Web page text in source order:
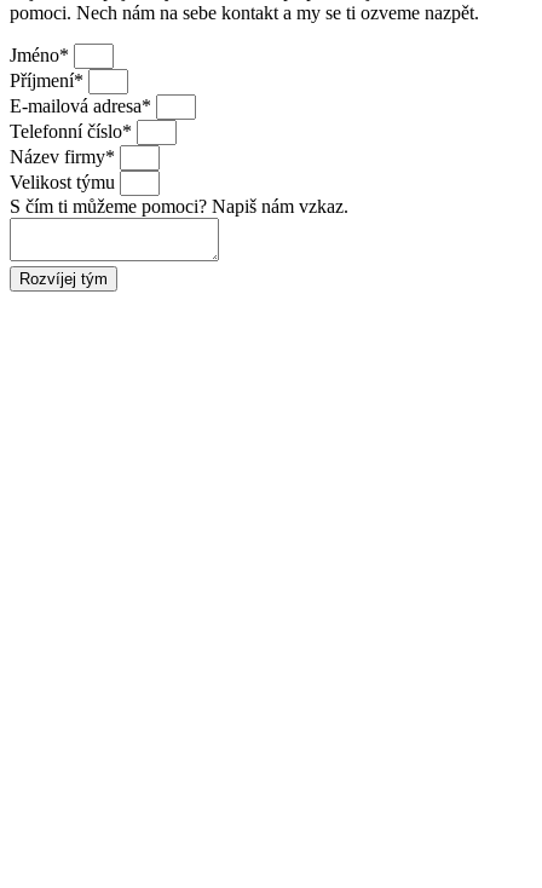
pomoci. Nech nám na sebe kontakt a my se ti ozveme nazpět.
Jméno*
Příjmení*
E-mailová adresa*
Telefonní číslo*
Název firmy*
Velikost týmu
S čím ti můžeme pomoci? Napiš nám vzkaz.
Rozvíjej tým